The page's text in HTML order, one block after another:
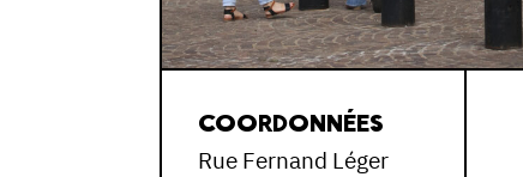
COORDONNÉES
Rue Fernand Léger